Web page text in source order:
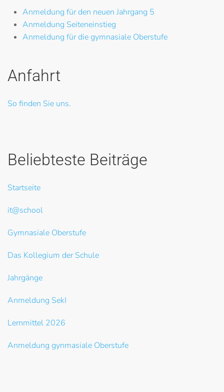
Anmeldung für den neuen Jahrgang 5
Anmeldung Seiteneinstieg
Anmeldung für die gymnasiale Oberstufe
Anfahrt
So finden Sie uns.
Beliebteste Beiträge
Startseite
it@school
Gymnasiale Oberstufe
Das Kollegium der Schule
Jahrgänge
Anmeldung SekI
Lernmittel 2026
Anmeldung gynmasiale Oberstufe